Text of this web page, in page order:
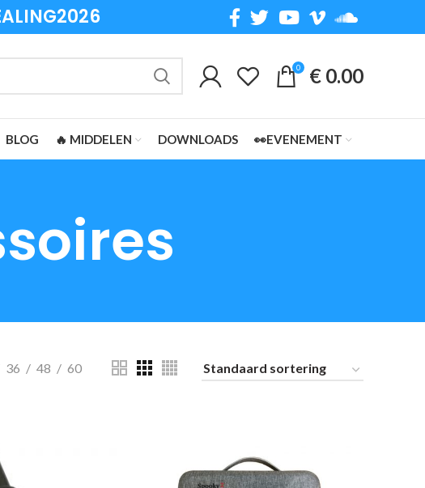
0 € 0.00
BLOG 🔥 MIDDELEN DOWNLOADS 👀EVENEMENT
36 48 60